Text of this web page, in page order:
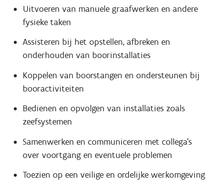
Uitvoeren van manuele graafwerken en andere
fysieke taken
Assisteren bij het opstellen, afbreken en
onderhouden van boorinstallaties
Koppelen van boorstangen en ondersteunen bij
booractiviteiten
Bedienen en opvolgen van installaties zoals
zeefsystemen
Samenwerken en communiceren met collega's
over voortgang en eventuele problemen
Toezien op een veilige en ordelijke werkomgeving